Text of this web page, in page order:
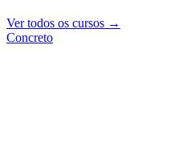
Ver todos os cursos →
Concreto